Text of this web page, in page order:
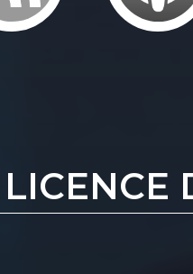
LICENCE